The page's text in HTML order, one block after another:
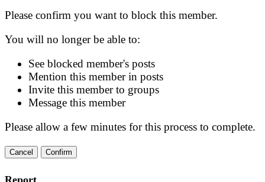
Please confirm you want to block this member.
You will no longer be able to:
See blocked member's posts
Mention this member in posts
Invite this member to groups
Message this member
Please allow a few minutes for this process to complete.
Confirm